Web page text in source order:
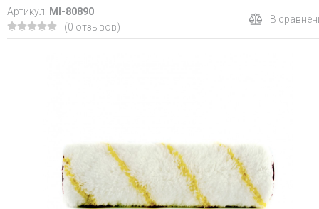
Артикул: MI-80890
(0 отзывов)
В